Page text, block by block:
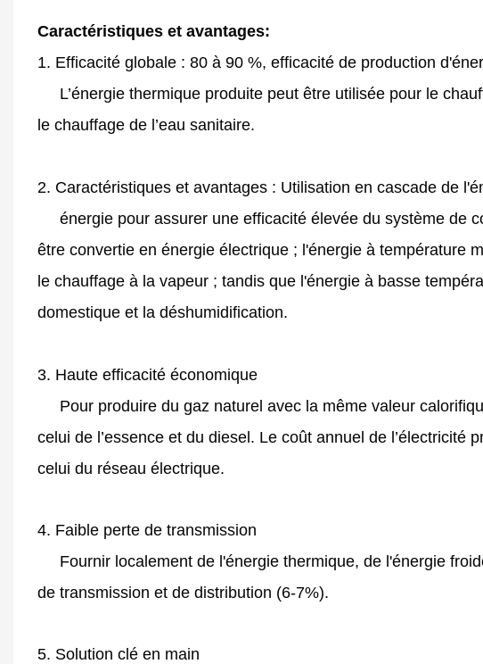
Caractéristiques et avantages:
1. Efficacité globale : 80 à 90 %, efficacité de production
L’énergie thermique produite peut être utilisée pour le
le chauffage de l’eau sanitaire.
2. Caractéristiques et avantages : Utilisation en cascade de
énergie pour assurer une efficacité élevée du système de
être convertie en énergie électrique ; l'énergie à température
le chauffage à la vapeur ; tandis que l'énergie à basse
domestique et la déshumidification.
3. Haute efficacité économique
Pour produire du gaz naturel avec la même valeur
celui de l’essence et du diesel. Le coût annuel de l’électricité
celui du réseau électrique.
4. Faible perte de transmission
Fournir localement de l'énergie thermique, de l'énergie
de transmission et de distribution (6-7%).
5. Solution clé en main